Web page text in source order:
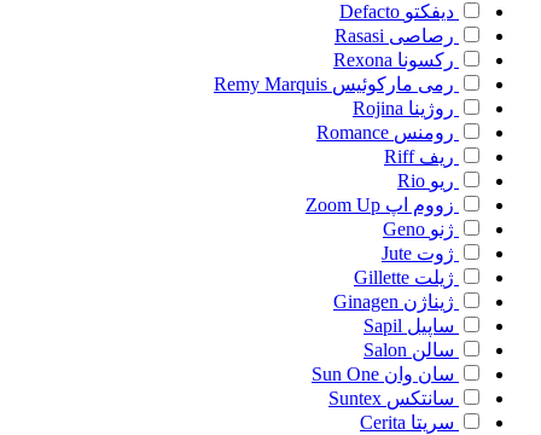
دیفکتو Defacto
رصاصی Rasasi
رکسونا Rexona
رمی مارکوئیس Remy Marquis
روژینا Rojina
رومنس Romance
ریف Riff
ریو Rio
زووم اپ Zoom Up
ژنو Geno
ژوت Jute
ژیلت Gillette
ژیناژن Ginagen
ساپیل Sapil
سالن Salon
سان وان Sun One
سانتکس Suntex
سریتا Cerita